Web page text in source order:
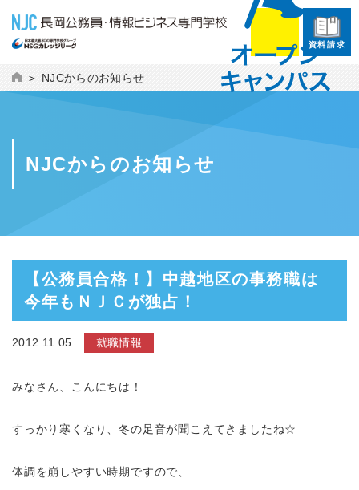
資料請求
NJCからのお知らせ
NJCからのお知らせ
【公務員合格！】中越地区の事務職は
今年もＮＪＣが独占！
2012.11.05 就職情報
みなさん、こんにちは！
すっかり寒くなり、冬の足音が聞こえてきましたね☆
体調を崩しやすい時期ですので、